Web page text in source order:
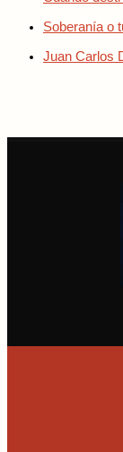
Soberanía o
Juan Carlos